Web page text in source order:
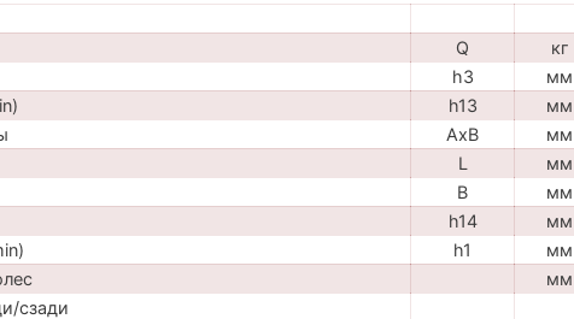
Q кг
h3 мм
h13 мм
AxB мм
L мм
B мм
h14 мм
h1 мм
мм
сзади